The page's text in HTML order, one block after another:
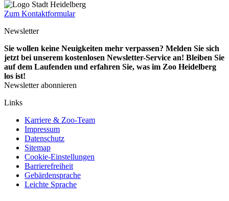
Zum Kontaktformular
Newsletter
Sie wollen keine Neuigkeiten mehr verpassen? Melden Sie sich
jetzt bei unserem kostenlosen Newsletter-Service an! Bleiben Sie
auf dem Laufenden und erfahren Sie, was im Zoo Heidelberg
los ist!
Newsletter abonnieren
Links
Karriere & Zoo-Team
Impressum
Datenschutz
Sitemap
Cookie-Einstellungen
Barrierefreiheit
Gebärdensprache
Leichte Sprache